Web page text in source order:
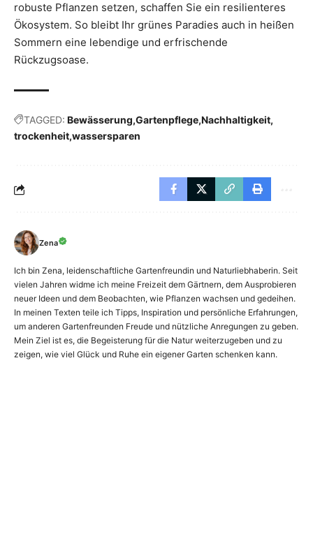
robuste Pflanzen setzen, schaffen Sie ein resilienteres
Ökosystem. So bleibt Ihr grünes Paradies auch in heißen
Sommern eine lebendige und erfrischende
Rückzugsoase.
TAGGED: Bewässerung Gartenpflege Nachhaltigkeit
trockenheit wassersparen
Zena
Ich bin Zena, leidenschaftliche Gartenfreundin und Naturliebhaberin. Seit
vielen Jahren widme ich meine Freizeit dem Gärtnern, dem Ausprobieren
neuer Ideen und dem Beobachten, wie Pflanzen wachsen und gedeihen.
In meinen Texten teile ich Tipps, Inspiration und persönliche Erfahrungen,
um anderen Gartenfreunden Freude und nützliche Anregungen zu geben.
Mein Ziel ist es, die Begeisterung für die Natur weiterzugeben und zu
zeigen, wie viel Glück und Ruhe ein eigener Garten schenken kann.